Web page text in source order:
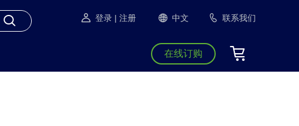
登录 | 注册 中文 联系我们
在线订购